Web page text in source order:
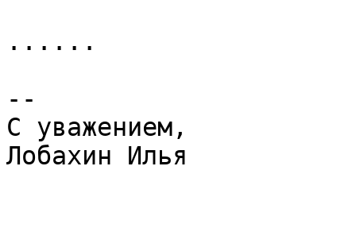
......
--
С уважением,
Лобахин Илья